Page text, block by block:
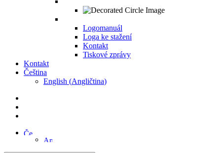
Logomanuál
Loga ke stažení
Kontakt
Tiskové zprávy
Kontakt
Čeština
English (Angličtina)